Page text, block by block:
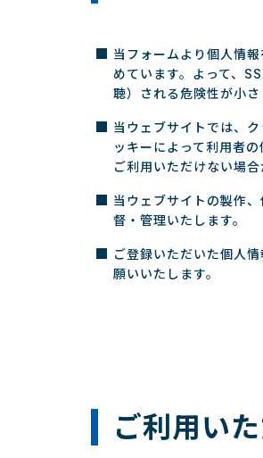
当フォームより個人情
めています。よって、
聴）される危険性が小さ
当ウェブサイトでは、
ッキーによって利用者
ご利用いただけない場合
当ウェブサイトの製作
督・管理いたします。
ご登録いただいた個人
願いいたします。
ご利用い